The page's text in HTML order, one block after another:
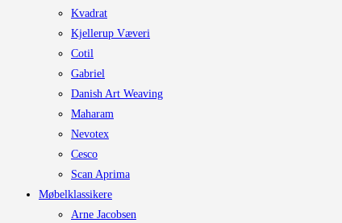
Kvadrat
Kjellerup Væveri
Cotil
Gabriel
Danish Art Weaving
Maharam
Nevotex
Cesco
Scan Aprima
Møbelklassikere
Arne Jacobsen